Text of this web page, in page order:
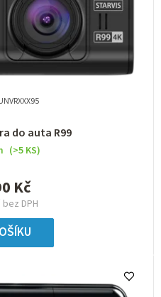
do auta R99
(>5 KS)
bez DPH
Kč